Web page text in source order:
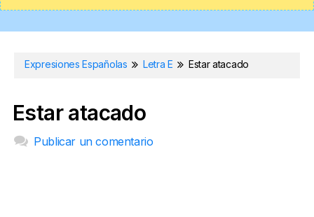
Expresiones Españolas Letra E Estar atacado
Estar atacado
Publicar un comentario